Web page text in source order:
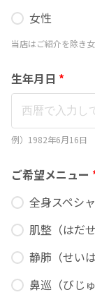
女性
当店はご紹介を除き
生年月日 *
例）1982年6月16日
ご希望メニュー
全身スペシ
肌整（はだ
静肺（せい
鼻巡（びじ